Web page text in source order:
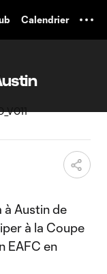
Calendrier
à Austin de
à la Coupe
EAFC en